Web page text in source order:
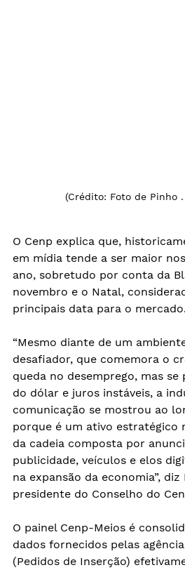
(Crédito: Foto de Pinho .
O Cenp explica que,
em mídia tende a ser maior
ano, sobretudo por conta da
novembro e o Natal,
principais data para o mercado.
“Mesmo diante de um
desafiador, que comemora o
queda no desemprego, mas
do dólar e juros instáveis, a
comunicação se mostrou ao
porque é um ativo estratégico
da cadeia composta por
publicidade, veículos e elos
na expansão da economia”,
presidente do Conselho do
O painel Cenp-Meios é
dados fornecidos pelas
(Pedidos de Inserção)